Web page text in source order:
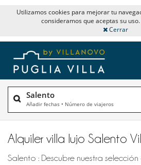
Utilizamos cookies para mejorar tu
consideramos que aceptas su uso.
Cerrar
Salento
Añadir fechas • Número de viajeros
Alquiler villa lujo Salento
Salento : Descubre nuestra